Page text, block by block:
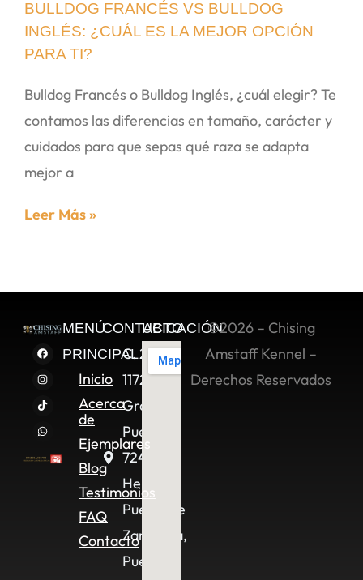
BULLDOG FRANCÉS VS BULLDOG
INGLÉS: ¿CUÁL ES LA MEJOR OPCIÓN
PARA TI?
Bulldog Francés o Bulldog Inglés, ¿cuál elegir? Te
contamos las diferencias en tamaño, carácter y
cuidados para que sepas qué raza se adapta
mejor a
Leer Más »
MENÚ
PRINCIPAL
Inicio
Acerca
de
Ejemplares
Blog
Testimonios
FAQ
Contacto
CONTACTO
C. 2 Sur
11722,
Granjas
Puebla,
72490
Heroica
Puebla de
Zaragoza,
Pue.
UBICACIÓN©2026 – Chising
Amstaff Kennel –
Derechos Reservados